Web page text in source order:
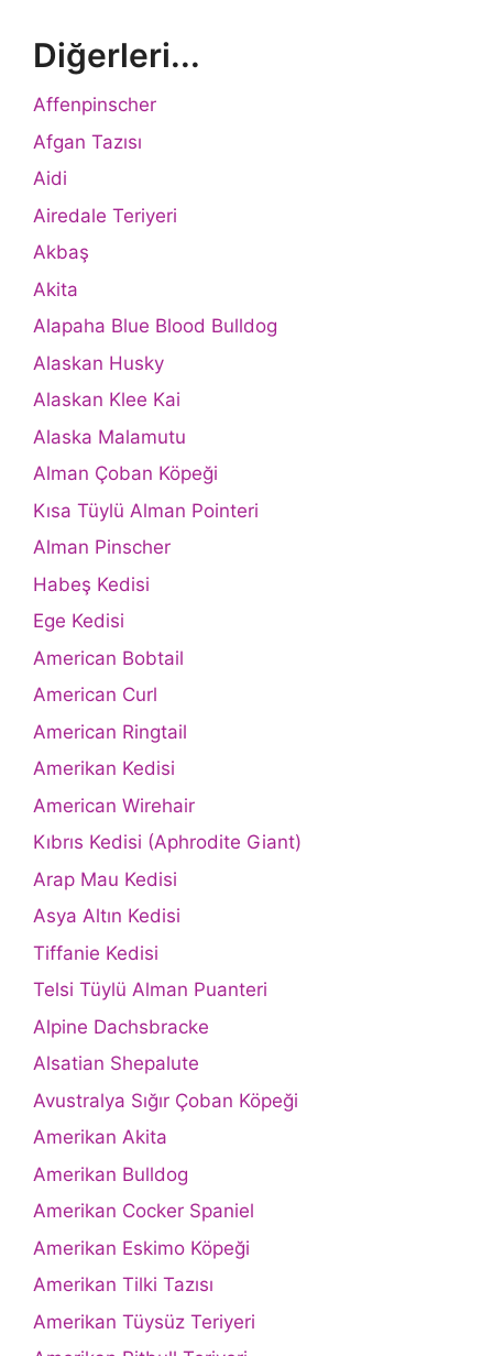
Diğerleri...
Affenpinscher
Afgan Tazısı
Aidi
Airedale Teriyeri
Akbaş
Akita
Alapaha Blue Blood Bulldog
Alaskan Husky
Alaskan Klee Kai
Alaska Malamutu
Alman Çoban Köpeği
Kısa Tüylü Alman Pointeri
Alman Pinscher
Habeş Kedisi
Ege Kedisi
American Bobtail
American Curl
American Ringtail
Amerikan Kedisi
American Wirehair
Kıbrıs Kedisi (Aphrodite Giant)
Arap Mau Kedisi
Asya Altın Kedisi
Tiffanie Kedisi
Telsi Tüylü Alman Puanteri
Alpine Dachsbracke
Alsatian Shepalute
Avustralya Sığır Çoban Köpeği
Amerikan Akita
Amerikan Bulldog
Amerikan Cocker Spaniel
Amerikan Eskimo Köpeği
Amerikan Tilki Tazısı
Amerikan Tüysüz Teriyeri